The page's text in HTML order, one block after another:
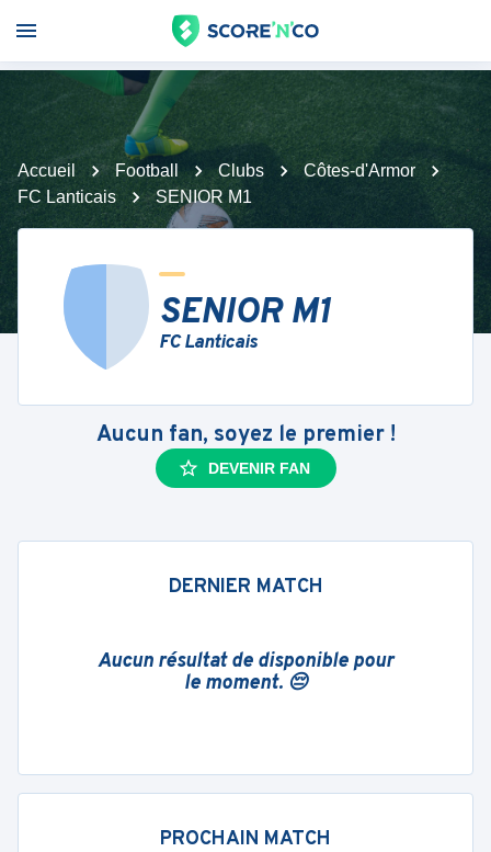
Accueil Football Clubs
Côtes-d'Armor
FC Lanticais
SENIOR M1
SENIOR M1
FC Lanticais
Aucun fan, soyez le premier !
DEVENIR FAN
DERNIER MATCH
Aucun résultat de disponible pour
le moment. 😔
PROCHAIN MATCH